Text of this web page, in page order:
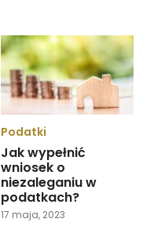
Podatki
Jak wypełnić
wniosek o
niezaleganiu w
podatkach?
17 maja, 2023